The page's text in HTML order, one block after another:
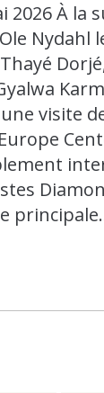
2026 À la
Nydahl
visite